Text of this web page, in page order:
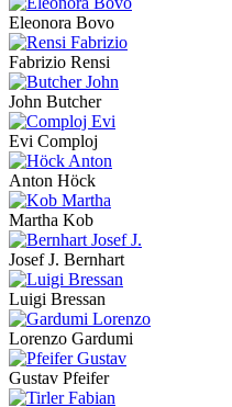
Eleonora Bovo
Fabrizio Rensi
John Butcher
Evi Comploj
Anton Höck
Martha Kob
Josef J. Bernhart
Luigi Bressan
Lorenzo Gardumi
Gustav Pfeifer